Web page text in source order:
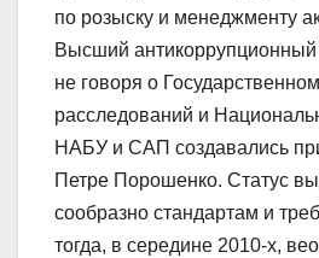
по розыску и менеджменту
Высший
не говоря о
расследований и
НАБУ и САП создавались
Петре Порошенко. Статус
сообразно стандартам и
тогда, в середине 2010-х,